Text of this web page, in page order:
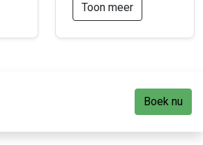
Toon meer
Boek nu